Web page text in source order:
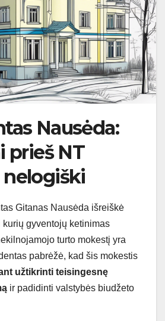
Nausėda:
prieš NT
Gitanas Nausėda išreiškė
kurių gyventojų ketinimas
turto mokestį yra
pabrėžė, kad šis mokestis
užtikrinti teisingesnę
ir padidinti valstybės biudžeto